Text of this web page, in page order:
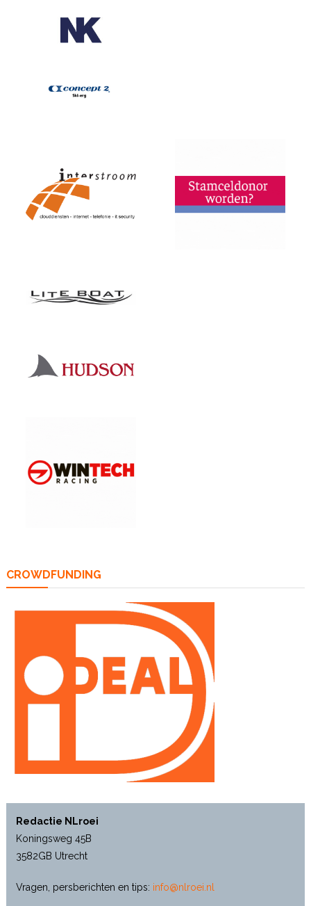
CROWDFUNDING
Redactie NLroei
Koningsweg 45B
3582GB Utrecht
Vragen, persberichten en tips: info@nlroei.nl